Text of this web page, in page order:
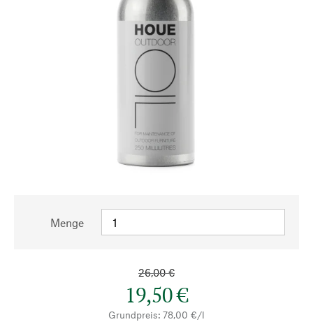
Menge
26,00 €
19,50 €
Grundpreis: 78,00 €/l